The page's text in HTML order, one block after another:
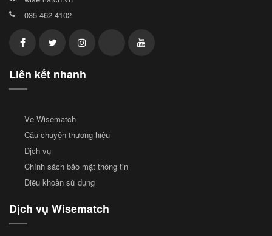
035 462 4102
Liên kết nhanh
Về Wisematch
Câu chuyện thương hiệu
Dịch vụ
Chính sách bảo mật thông tin
Điều khoản sử dụng
Dịch vụ Wisematch